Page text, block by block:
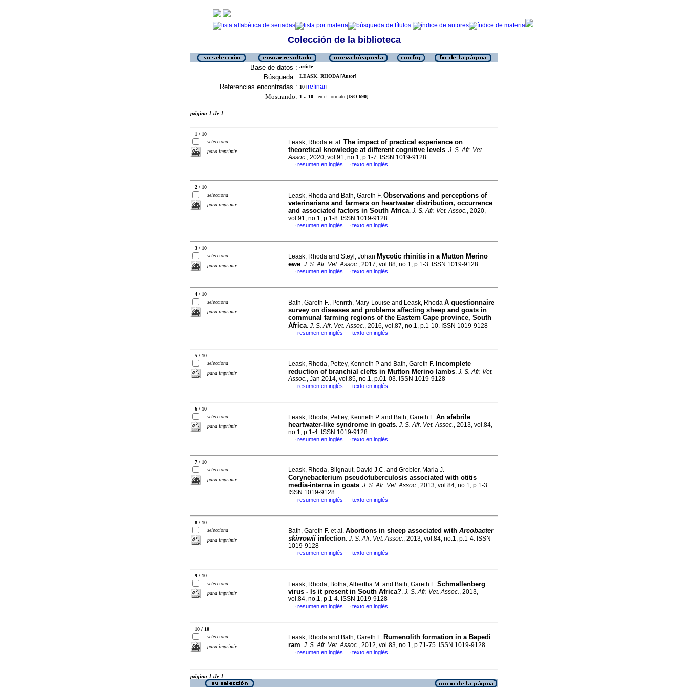
Colección de la biblioteca
Base de datos : article
Búsqueda : LEASK, RHODA [Autor]
Referencias encontradas : 10 [refinar]
Mostrando: 1 .. 10 en el formato [ISO 690]
página 1 de 1
1 / 10
selecciona
para imprimir
Leask, Rhoda et al. The impact of practical experience on
theoretical knowledge at different cognitive levels. J. S. Afr. Vet.
Assoc., 2020, vol.91, no.1, p.1-7. ISSN 1019-9128
· resumen en inglés · texto en inglés
2 / 10
selecciona
para imprimir
Leask, Rhoda and Bath, Gareth F. Observations and perceptions of
veterinarians and farmers on heartwater distribution, occurrence
and associated factors in South Africa. J. S. Afr. Vet. Assoc., 2020,
vol.91, no.1, p.1-8. ISSN 1019-9128
· resumen en inglés · texto en inglés
3 / 10
selecciona
para imprimir
Leask, Rhoda and Steyl, Johan Mycotic rhinitis in a Mutton Merino
ewe. J. S. Afr. Vet. Assoc., 2017, vol.88, no.1, p.1-3. ISSN 1019-9128
· resumen en inglés · texto en inglés
4 / 10
selecciona
para imprimir
Bath, Gareth F., Penrith, Mary-Louise and Leask, Rhoda A questionnaire
survey on diseases and problems affecting sheep and goats in
communal farming regions of the Eastern Cape province, South
Africa. J. S. Afr. Vet. Assoc., 2016, vol.87, no.1, p.1-10. ISSN 1019-9128
· resumen en inglés · texto en inglés
5 / 10
selecciona
para imprimir
Leask, Rhoda, Pettey, Kenneth P and Bath, Gareth F. Incomplete
reduction of branchial clefts in Mutton Merino lambs. J. S. Afr. Vet.
Assoc., Jan 2014, vol.85, no.1, p.01-03. ISSN 1019-9128
· resumen en inglés · texto en inglés
6 / 10
selecciona
para imprimir
Leask, Rhoda, Pettey, Kenneth P. and Bath, Gareth F. An afebrile
heartwater-like syndrome in goats. J. S. Afr. Vet. Assoc., 2013, vol.84,
no.1, p.1-4. ISSN 1019-9128
· resumen en inglés · texto en inglés
7 / 10
selecciona
para imprimir
Leask, Rhoda, Blignaut, David J.C. and Grobler, Maria J.
Corynebacterium pseudotuberculosis associated with otitis
media-interna in goats. J. S. Afr. Vet. Assoc., 2013, vol.84, no.1, p.1-3.
ISSN 1019-9128
· resumen en inglés · texto en inglés
8 / 10
selecciona
para imprimir
Bath, Gareth F. et al. Abortions in sheep associated with Arcobacter
skirrowii infection. J. S. Afr. Vet. Assoc., 2013, vol.84, no.1, p.1-4. ISSN
1019-9128
· resumen en inglés · texto en inglés
9 / 10
selecciona
para imprimir
Leask, Rhoda, Botha, Albertha M. and Bath, Gareth F. Schmallenberg
virus - Is it present in South Africa?. J. S. Afr. Vet. Assoc., 2013,
vol.84, no.1, p.1-4. ISSN 1019-9128
· resumen en inglés · texto en inglés
10 / 10
selecciona
para imprimir
Leask, Rhoda and Bath, Gareth F. Rumenolith formation in a Bapedi
ram. J. S. Afr. Vet. Assoc., 2012, vol.83, no.1, p.71-75. ISSN 1019-9128
· resumen en inglés · texto en inglés
página 1 de 1